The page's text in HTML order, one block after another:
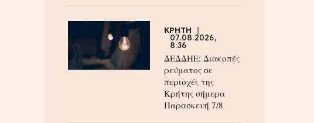
ΚΡΗΤΗ
07.08.2026,
8:36
ΔΕΔΔΗΕ: Διακοπές
ρεύματος σε
περιοχές της
Κρήτης σήμερα
Παρασκευή 7/8